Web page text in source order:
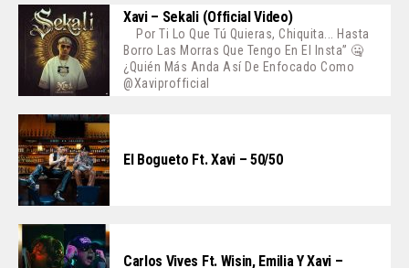
Xavi – Sekali (Official Video)
Por Ti Lo Que Tú Quieras, Chiquita... Hasta
Borro Las Morras Que Tengo En El Insta” 🤐
¿Quién Más Anda Así De Enfocado Como
@xaviprofficial
El Bogueto Ft. Xavi – 50/50
Carlos Vives Ft. Wisin, Emilia Y Xavi –